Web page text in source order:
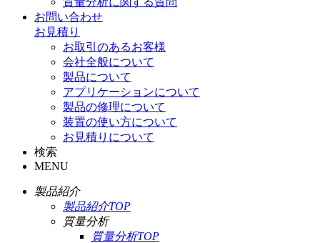
お問い合わせ
お見積り
お取引のあるお客様
会社全般について
製品について
アプリケーションについて
製品の修理について
装置の使い方について
お見積りについて
検索
MENU
製品紹介
製品紹介TOP
質量分析
質量分析TOP